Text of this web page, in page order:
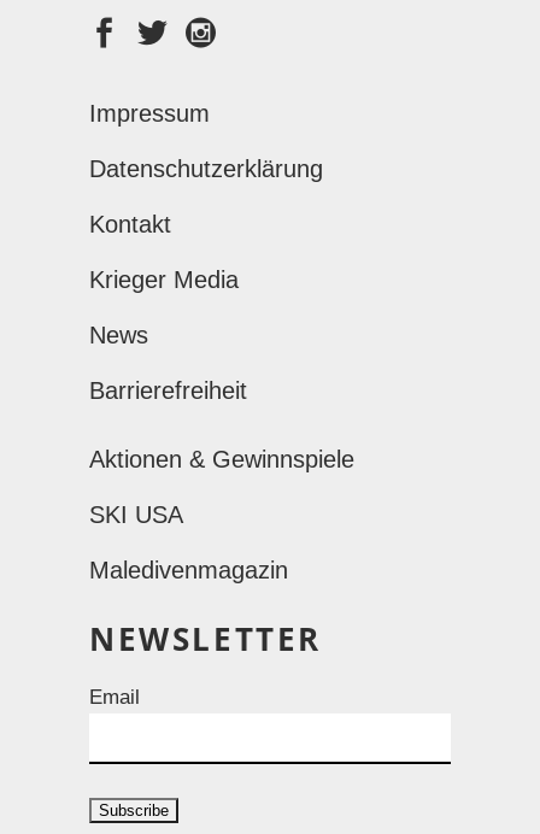
Impressum
Datenschutzerklärung
Kontakt
Krieger Media
News
Barrierefreiheit
Aktionen & Gewinnspiele
SKI USA
Maledivenmagazin
NEWSLETTER
Email